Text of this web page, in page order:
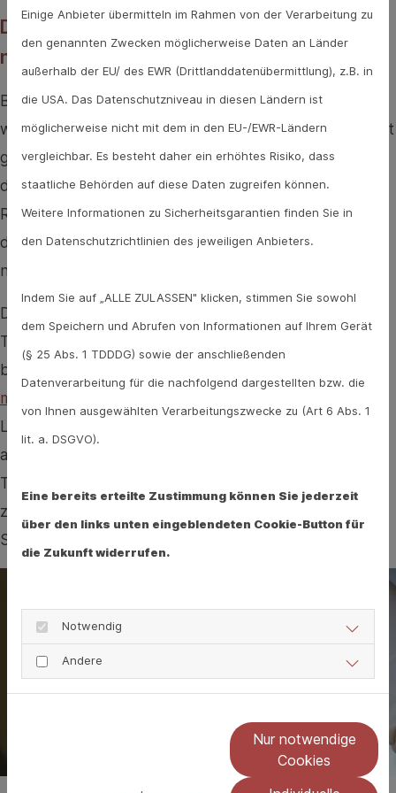
Der Strep-Test: So werden Streptokokken
nachgewiesen
Bei einem Schnelltest auf Streptokokken der Gruppe A
wird ein Abstrich aus dem Rachen gemacht. Das ist nicht
ganz einfach, vor allem, wenn der Test bei sich selbst
durchgeführt wird. Der Abstrich muss von der hinteren
Rachenwand inklusive Mandeln gemacht werden und
die übrige Umgebung im Mund (Zunge, Wangen) sollte
nicht berührt werden.
Das Vorgehen ist dann ähnlich wie bei den Covid-19-
Tests, die in den letzten Jahren vielen Menschen
bekannt geworden sind. Man kombiniert den
mit einer Testlösung
Lösung wird dann auf einen Teststreifen aufgetragen,
auf dem sich Antikörper befinden. Färbt sich der
Teststreifen nach 5–10 Minuten, ist das Ergebnis da: Ein
zweiter Strich bedeutet einen positiven Test auf
Streptokokken.
Foto von auf Unsplash
Einige Anbieter übermitteln im Rahmen von der Verarbeitung zu
den genannten Zwecken möglicherweise Daten an Länder
außerhalb der EU/ des EWR (Drittlanddatenübermittlung), z.B. in
die USA. Das Datenschutzniveau in diesen Ländern ist
möglicherweise nicht mit dem in den EU-/EWR-Ländern
vergleichbar. Es besteht daher ein erhöhtes Risiko, dass
staatliche Behörden auf diese Daten zugreifen können.
Weitere Informationen zu Sicherheitsgarantien finden Sie in
den Datenschutzrichtlinien des jeweiligen Anbieters.
Indem Sie auf „ALLE ZULASSEN" klicken, stimmen Sie sowohl
dem Speichern und Abrufen von Informationen auf Ihrem Gerät
(§ 25 Abs. 1 TDDDG) sowie der anschließenden
Datenverarbeitung für die nachfolgend dargestellten bzw. die
von Ihnen ausgewählten Verarbeitungszwecke zu (Art 6 Abs. 1
lit. a. DSGVO).
Eine bereits erteilte Zustimmung können Sie jederzeit
über den links unten eingeblendeten Cookie-Button für
die Zukunft widerrufen.
Notwendig
Andere
Nur notwendige
Cookies